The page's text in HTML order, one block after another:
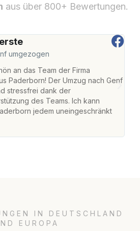
aus über 800+ Bewertungen.
umgezogen
an das Team der Firma
Paderborn! Der Umzug nach Genf
stressfrei dank der
des Teams. Ich kann
jedem uneingeschränkt
IN DEUTSCHLAND
EUROPA